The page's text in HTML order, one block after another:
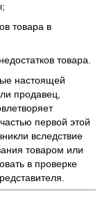
товара в
товара.
настоящей
продавец,
первой этой
вследствие
товаром или
в проверке